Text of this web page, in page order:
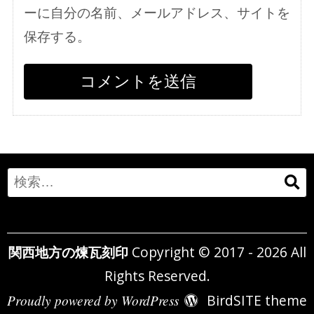
ーに自分の名前、メールアドレス、サイトを
保存する。
Search
for:
関西地方の煉瓦刻印 Copyright © 2017 - 2026 All
Rights Reserved.
Proudly powered by WordPress BirdSITE theme